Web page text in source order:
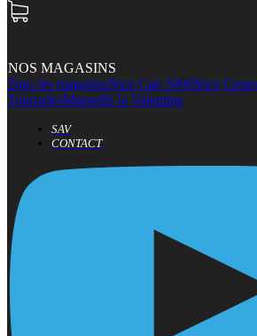
NOS MAGASINS
Tous les magasinsNice Cap 3000Nice
TourradesMarseille la Valentine
SAV
CONTACT